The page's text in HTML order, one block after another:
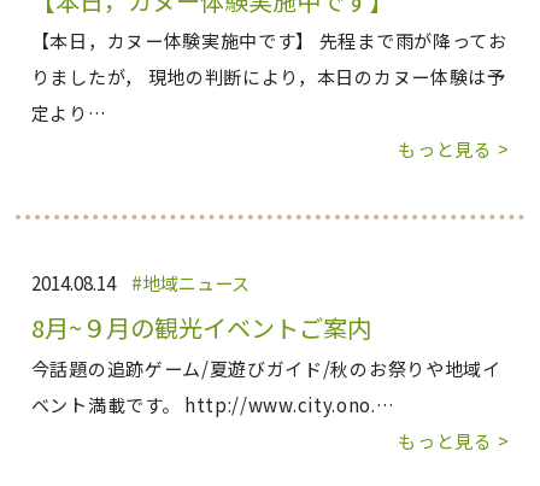
【本日，カヌー体験実施中です】 先程まで雨が降ってお
りましたが， 現地の判断により，本日のカヌー体験は予
定より…
もっと見る >
2014.08.14 地域ニュース
8月~９月の観光イベントご案内
今話題の追跡ゲーム/夏遊びガイド/秋のお祭りや地域イ
ベント満載です。 http://www.city.ono.…
もっと見る >